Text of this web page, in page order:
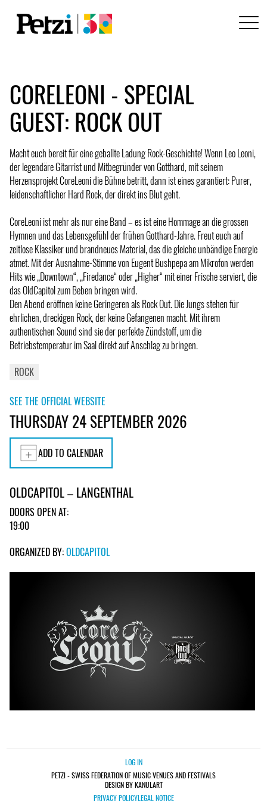
CORELEONI - SPECIAL
GUEST: ROCK OUT
Macht euch bereit für eine geballte Ladung Rock-Geschichte! Wenn Leo Leoni,
der legendäre Gitarrist und Mitbegründer von Gotthard, mit seinem
Herzensprojekt CoreLeoni die Bühne betritt, dann ist eines garantiert: Purer,
leidenschaftlicher Hard Rock, der direkt ins Blut geht.
CoreLeoni ist mehr als nur eine Band – es ist eine Hommage an die grossen
Hymnen und das Lebensgefühl der frühen Gotthard-Jahre. Freut euch auf
zeitlose Klassiker und brandneues Material, das die gleiche unbändige Energie
atmet. Mit der Ausnahme-Stimme von Eugent Bushpepa am Mikrofon werden
Hits wie „Downtown“, „Firedance“ oder „Higher“ mit einer Frische serviert, die
das OldCapitol zum Beben bringen wird.
Den Abend eröffnen keine Geringeren als Rock Out. Die Jungs stehen für
ehrlichen, dreckigen Rock, der keine Gefangenen macht. Mit ihrem
authentischen Sound sind sie der perfekte Zündstoff, um die
Betriebstemperatur im Saal direkt auf Anschlag zu bringen.
ROCK
SEE THE OFFICIAL WEBSITE
THURSDAY 24 SEPTEMBER 2026
ADD TO CALENDAR
OLDCAPITOL – LANGENTHAL
DOORS OPEN AT:
19:00
ORGANIZED BY:OLDCAPITOL
LOG IN
PETZI - SWISS FEDERATION OF MUSIC VENUES AND FESTIVALS
DESIGN BY KANULART
PRIVACY POLICYLEGAL NOTICE